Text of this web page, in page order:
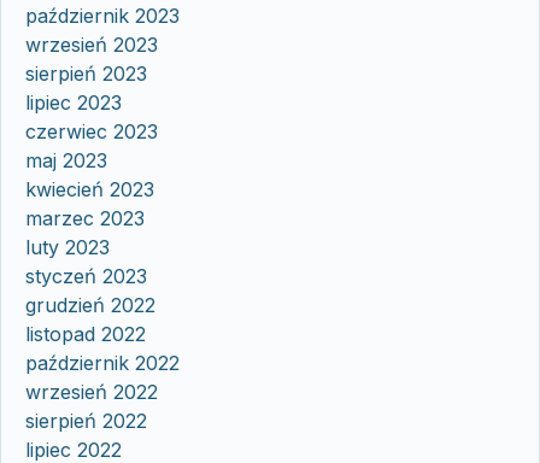
październik 2023
wrzesień 2023
sierpień 2023
lipiec 2023
czerwiec 2023
maj 2023
kwiecień 2023
marzec 2023
luty 2023
styczeń 2023
grudzień 2022
listopad 2022
październik 2022
wrzesień 2022
sierpień 2022
lipiec 2022